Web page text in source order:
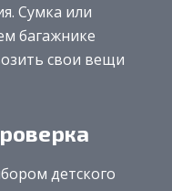
Сумка или
багажнике
свои вещи
детского